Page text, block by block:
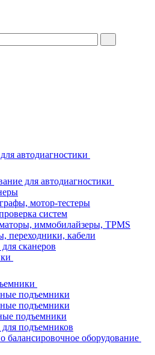
автодиагностики
для автодиагностики
мотор-тестеры
систем
иммобилайзеры, TPMS
переходники, кабели
сканеров
подъемники
подъемники
подъемники
для подъемников
оборудование